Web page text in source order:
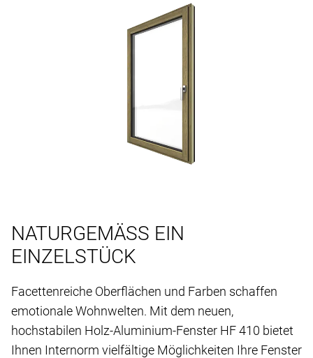
NATURGEMÄSS EIN
EINZELSTÜCK
Facettenreiche Oberflächen und Farben schaffen
emotionale Wohnwelten. Mit dem neuen,
hochstabilen Holz-Aluminium-Fenster HF 410 bietet
Ihnen Internorm vielfältige Möglichkeiten Ihre Fenster